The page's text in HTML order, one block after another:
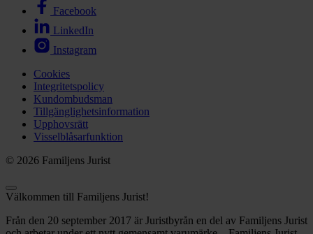
Facebook
LinkedIn
Instagram
Cookies
Integritetspolicy
Kundombudsman
Tillgänglighetsinformation
Upphovsrätt
Visselblåsarfunktion
© 2026 Familjens Jurist
Välkommen till Familjens Jurist!
Från den 20 september 2017 är Juristbyrån en del av Familjens Jurist